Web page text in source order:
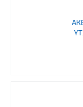
АКБ 12V